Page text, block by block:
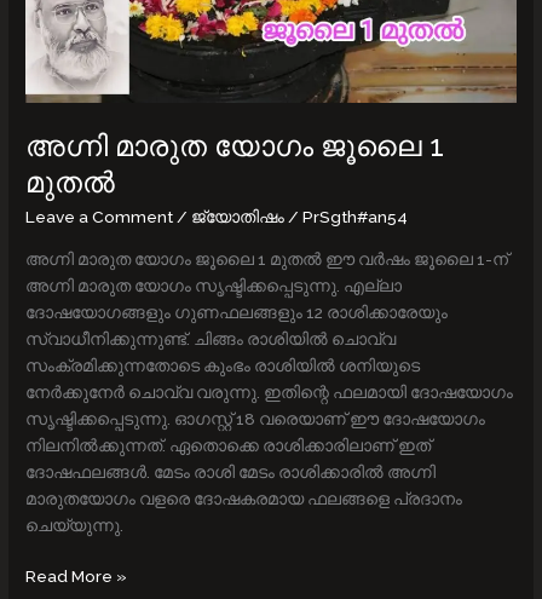
അഗ്നി മാരുത യോഗം ജൂലൈ 1
മുതൽ
Leave a Comment/ ജ്യോതിഷം/PrSgth#an54
അഗ്നി മാരുത യോഗം ജൂലൈ 1 മുതൽ ഈ വര്‍ഷം ജൂലൈ 1-ന്
അഗ്നി മാരുത യോഗം സൃഷ്ടിക്കപ്പെടുന്നു. എല്ലാ
ദോഷയോഗങ്ങളും ഗുണഫലങ്ങളും 12 രാശിക്കാരേയും
സ്വാധീനിക്കുന്നുണ്ട്. ചിങ്ങം രാശിയില്‍ ചൊവ്വ
സംക്രമിക്കുന്നതോടെ കുംഭം രാശിയില്‍ ശനിയുടെ
നേര്‍ക്കുനേര്‍ ചൊവ്വ വരുന്നു. ഇതിന്റെ ഫലമായി ദോഷയോഗം
സൃഷ്ടിക്കപ്പെടുന്നു. ഓഗസ്റ്റ് 18 വരെയാണ് ഈ ദോഷയോഗം
നിലനില്‍ക്കുന്നത്. ഏതൊക്കെ രാശിക്കാരിലാണ് ഇത്
ദോഷഫലങ്ങള്‍. മേടം രാശി മേടം രാശിക്കാരില്‍ അഗ്നി
മാരുതയോഗം വളരെ ദോഷകരമായ ഫലങ്ങളെ പ്രദാനം
ചെയ്യുന്നു.
Read More »